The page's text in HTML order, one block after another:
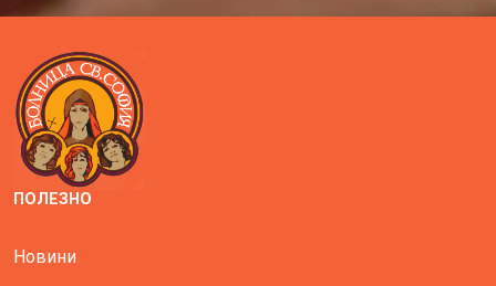
ПОЛЕЗНО
Новини